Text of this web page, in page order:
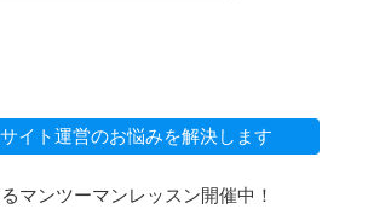
イト運営のお悩みを解決します
マンツーマンレッスン開催中！